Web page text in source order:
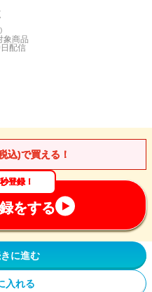
象商品
配信
込)で買える！
登録！
をする
に進む
入れる